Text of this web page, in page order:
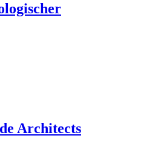
Architects